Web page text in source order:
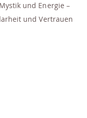
und Energie –
und Vertrauen